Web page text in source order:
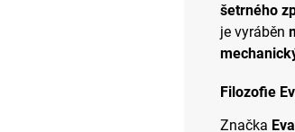
šetrného
je vyráběn
Filozofie
Značka